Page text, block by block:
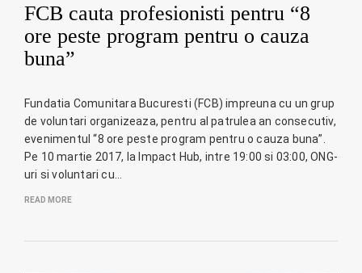
FCB cauta profesionisti pentru “8
ore peste program pentru o cauza
buna”
Fundatia Comunitara Bucuresti (FCB) impreuna cu un grup
de voluntari organizeaza, pentru al patrulea an consecutiv,
evenimentul “8 ore peste program pentru o cauza buna”.
Pe 10 martie 2017, la Impact Hub, intre 19:00 si 03:00, ONG-
uri si voluntari cu…
READ MORE